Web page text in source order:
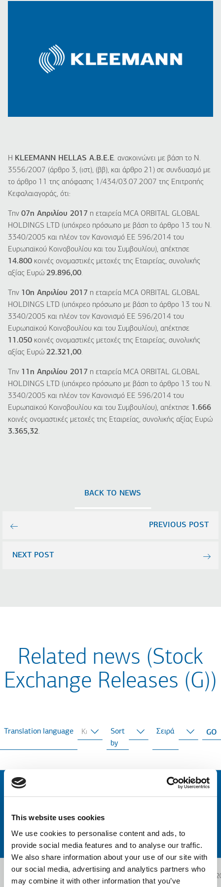
This website uses cookies
We use cookies to personalise content and ads, to
provide social media features and to analyse our traffic.
We also share information about your use of our site with
our social media, advertising and analytics partners who
may combine it with other information that you’ve
Η KLEEMANN HELLAS A.B.E.E. ανακοινώνει με βάση το Ν.
3556/2007 (άρθρο 3, (ιστ), (ββ), και άρθρο 21) σε συνδυασμό με
το άρθρο 11 της απόφασης 1/434/03.07.2007 της Επιτροπής
Κεφαλαιαγοράς, ότι:
Την 07η Απριλίου 2017 η εταιρεία MCA ORBITAL GLOBAL
HOLDINGS LTD (υπόχρεο πρόσωπο με βάση το άρθρο 13 του Ν.
3340/2005 και πλέον τον Κανονισμό ΕΕ 596/2014 του
Ευρωπαϊκού Κοινοβουλίου και του Συμβουλίου), απέκτησε
14.800 κοινές ονομαστικές μετοχές της Εταιρείας, συνολικής
αξίας Ευρώ 29.896,00.
Την 10η Απριλίου 2017 η εταιρεία MCA ORBITAL GLOBAL
HOLDINGS LTD (υπόχρεο πρόσωπο με βάση το άρθρο 13 του Ν.
3340/2005 και πλέον τον Κανονισμό ΕΕ 596/2014 του
Ευρωπαϊκού Κοινοβουλίου και του Συμβουλίου), απέκτησε
11.050 κοινές ονομαστικές μετοχές της Εταιρείας, συνολικής
αξίας Ευρώ 22.321,00.
Την 11η Απριλίου 2017 η εταιρεία MCA ORBITAL GLOBAL
HOLDINGS LTD (υπόχρεο πρόσωπο με βάση το άρθρο 13 του Ν.
3340/2005 και πλέον τον Κανονισμό ΕΕ 596/2014 του
Ευρωπαϊκού Κοινοβουλίου και του Συμβουλίου), απέκτησε 1.666
κοινές ονομαστικές μετοχές της Εταιρείας, συνολικής αξίας Ευρώ
3.365,32.
PREVIOUS POST
BACK TO NEWS
NEXT POST
Related news (Stock
Exchange Releases (G))
Translation language
Sort
by
Σειρά